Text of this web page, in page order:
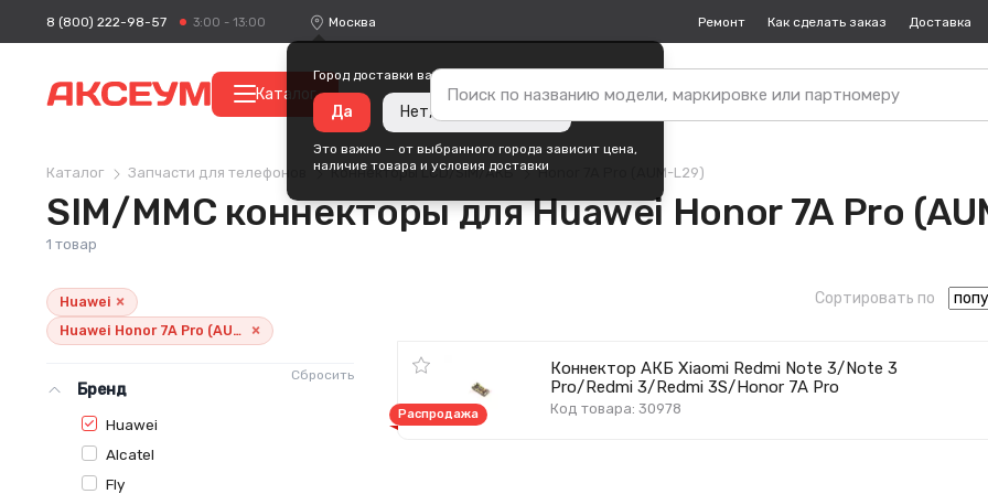
8 (800) 222-98-57 3:00 - 13:00 Москва
Город доставки ваших покупок —
Да Нет, изменить город
Это важно — от выбранного города зависит цена,
наличие товара и условия доставки
Ремонт Как сделать заказ Доставка
Каталог
Каталог Запчасти для телефонов Коннекторы LCD/SIM/АКБ Honor 7A Pro (AUM-L29)
SIM/MMC коннекторы для Huawei Honor 7A Pro
1 товар
Huawei ×
Huawei Honor 7A Pro (AUM-L29) ×
Сбросить
Бренд
Huawei
Alcatel
Fly
Сортировать по
Коннектор АКБ Xiaomi Redmi Note 3/Note 3
Pro/Redmi 3/Redmi 3S/Honor 7A Pro
Код товара: 30978
Распродажа